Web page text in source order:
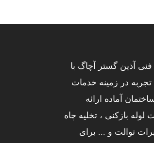
آذین گستر آچاگ با
تجربه در زمینه خدمات
آماده ارائه
لوله بازکنی ، تخلیه چاه
توالت و ... برای